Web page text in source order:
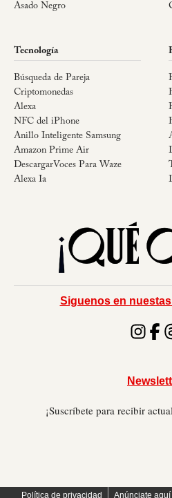
Asado Negro
Tecnología
Búsqueda de Pareja
Criptomonedas
Alexa
NFC del iPhone
Anillo Inteligente Samsung
Amazon Prime Air
DescargarVoces Para Waze
Alexa Ia
Siguenos en
¡Suscríbete para recibir
Política de privacidad Anúnciate aquí